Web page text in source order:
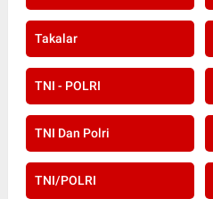
Takalar
TNI - POLRI
TNI Dan Polri
TNI/POLRI